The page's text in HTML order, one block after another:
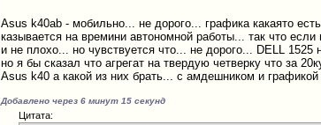
Asus k40ab - мобильно... не дорого... графика какаято
казывается на времини автономной работы... так что
и не плохо... но чувствуется что... не дорого... DELL
но я бы сказал что агрегат на твердую четверку что за
Asus k40 а какой из них брать... с амдешником и
Добавлено через 6 минут 15 секунд
Цитата: